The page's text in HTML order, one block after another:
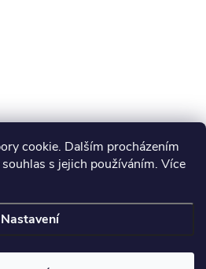
cookie. Dalším procházením
s jejich používáním. Více
Nastavení